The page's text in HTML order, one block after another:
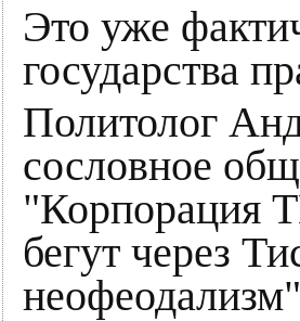
Это уже
государства
Политолог
сословное
"Корпорация
бегут через